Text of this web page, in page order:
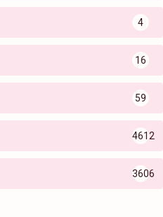
4
16
59
4612
3606